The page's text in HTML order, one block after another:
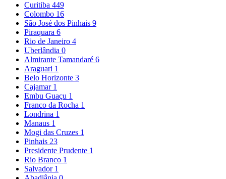
Curitiba 449
Colombo 16
São José dos Pinhais 9
Piraquara 6
Rio de Janeiro 4
Uberlândia 0
Almirante Tamandaré 6
Araguari 1
Belo Horizonte 3
Cajamar 1
Embu Guaçu 1
Franco da Rocha 1
Londrina 1
Manaus 1
Mogi das Cruzes 1
Pinhais 23
Presidente Prudente 1
Rio Branco 1
Salvador 1